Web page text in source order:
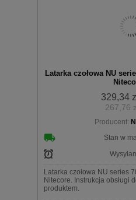
Latarka czołowa NU
329,34
267,76
Producent:
Stan w
Latarka czołowa NU series
Nitecore. Instrukcja obsługi
produktem.